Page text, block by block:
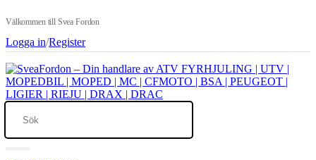
Välkommen till Svea Fordon
Logga in/Register